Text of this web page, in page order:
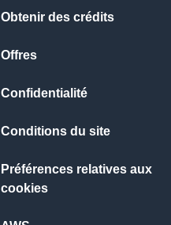
Obtenir des crédits
Offres
Confidentialité
Conditions du site
Préférences relatives aux
cookies